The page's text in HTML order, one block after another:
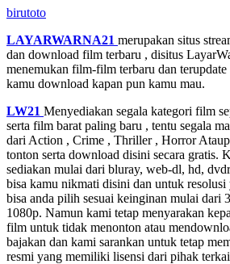
birutoto
LAYARWARNA21 merupakan situs
dan download film terbaru , disitus
menemukan film-film terbaru dan terupdate
kamu download kapan pun kamu mau.
LW21 Menyediakan segala kategori film
serta film barat paling baru , tentu segala
dari Action , Crime , Thriller , Horror
tonton serta download disini secara gratis.
sediakan mulai dari bluray, web-dl, hd,
bisa kamu nikmati disini dan untuk
bisa anda pilih sesuai keinginan mulai dari
1080p. Namun kami tetap menyarakan
film untuk tidak menonton atau
bajakan dan kami sarankan untuk tetap
resmi yang memiliki lisensi dari pihak